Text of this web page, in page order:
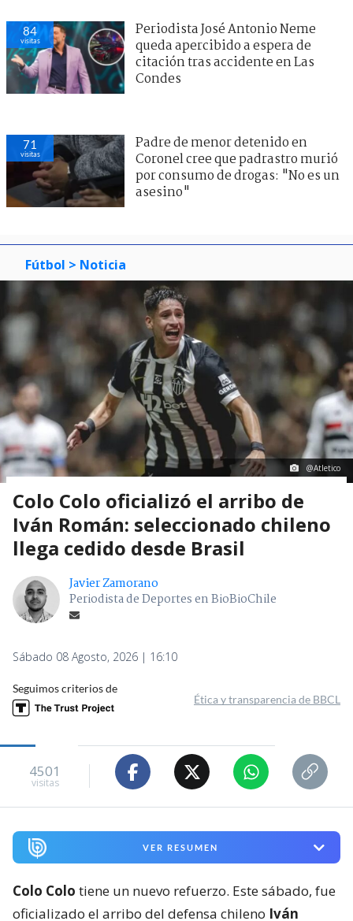
84
visitas
Periodista José Antonio Neme
queda apercibido a espera de
citación tras accidente en Las
Condes
71
visitas
Padre de menor detenido en
Coronel cree que padrastro murió
por consumo de drogas: "No es un
asesino"
Fútbol > Noticia
@Atletico
Colo Colo oficializó el arribo de
Iván Román: seleccionado chileno
llega cedido desde Brasil
Javier Zamorano
Periodista de Deportes en BioBioChile
Sábado 08 Agosto, 2026 | 16:10
Seguimos criterios de
Ética y transparencia de BBCL
4501
visitas
VER RESUMEN
Colo Colo tiene un nuevo refuerzo. Este sábado, fue
oficializado el arribo del defensa chileno Iván